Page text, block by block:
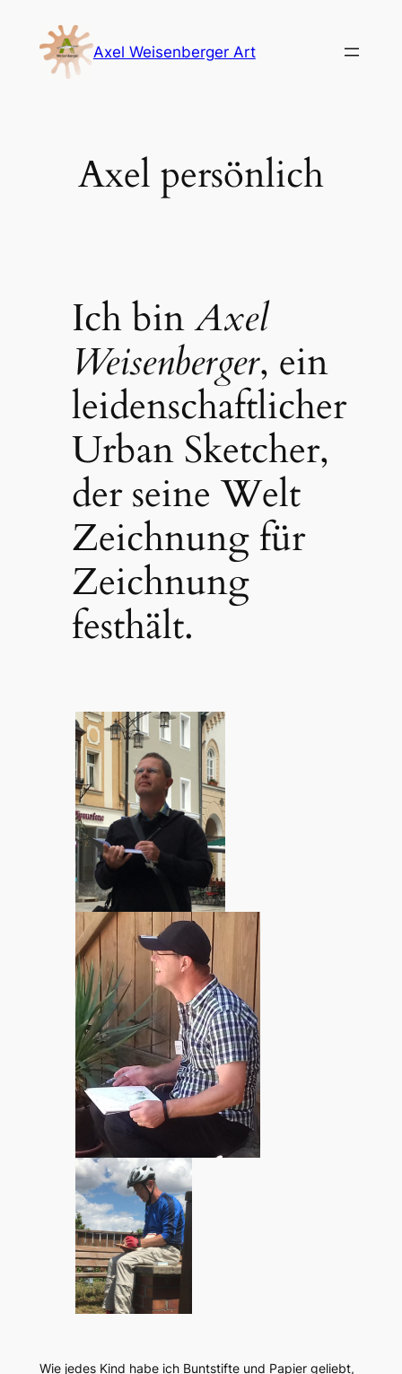
Inhalt
springen
Axel Weisenberger Art
Axel persönlich
Ich binAxel
Weisenberger, ein
leidenschaftlicher
Urban Sketcher,
der seine Welt
Zeichnung für
Zeichnung
festhält.
Wie jedes Kind habe ich Buntstifte und Papier geliebt,